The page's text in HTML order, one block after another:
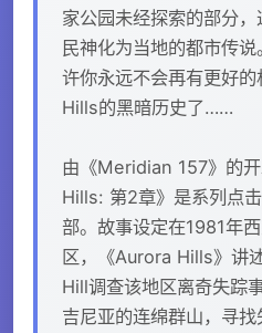
家公园未经探索的部分
民神化为当地的都市传
许你永远不会再有更好
Hills的黑暗历史了……
由《Meridian 157》的
Hills: 第2章》是系列点
部。故事设定在1981年
区，《Aurora Hills》讲
Hill调查该地区离奇失踪
吉尼亚的连绵群山，寻